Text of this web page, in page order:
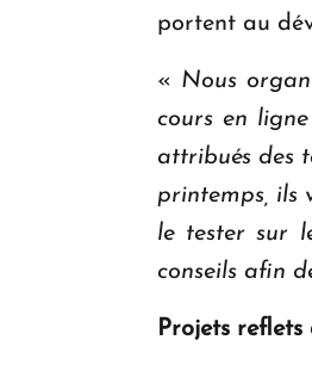
portent au
« Nous
cours en
attribués des
printemps, ils
le tester sur
conseils afin
Projets reflets